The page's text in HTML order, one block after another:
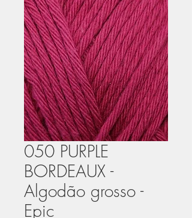
050 PURPLE
BORDEAUX -
Algodão grosso -
Epic